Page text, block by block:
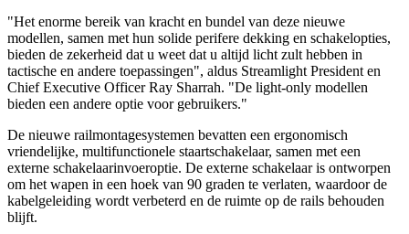
"Het enorme bereik van kracht en bundel van deze nieuwe
modellen, samen met hun solide perifere dekking en schakelopties,
bieden de zekerheid dat u weet dat u altijd licht zult hebben in
tactische en andere toepassingen", aldus Streamlight President en
Chief Executive Officer Ray Sharrah. "De light-only modellen
bieden een andere optie voor gebruikers."
De nieuwe railmontagesystemen bevatten een ergonomisch
vriendelijke, multifunctionele staartschakelaar, samen met een
externe schakelaarinvoeroptie. De externe schakelaar is ontworpen
om het wapen in een hoek van 90 graden te verlaten, waardoor de
kabelgeleiding wordt verbeterd en de ruimte op de rails behouden
blijft.